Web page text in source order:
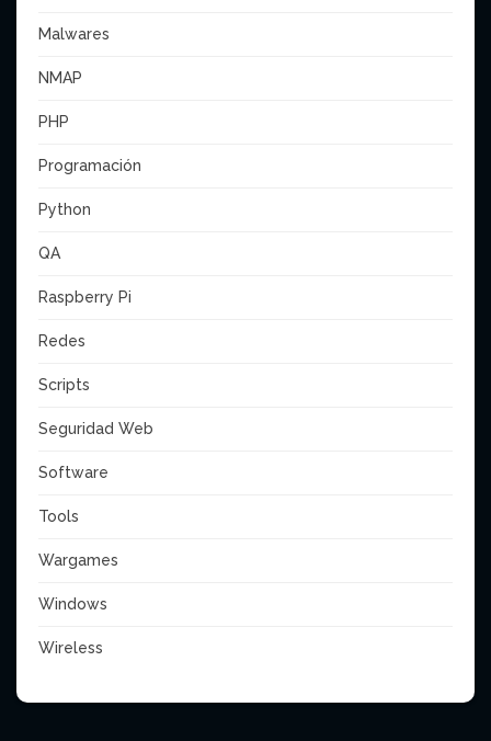
Malwares
NMAP
PHP
Programación
Python
QA
Raspberry Pi
Redes
Scripts
Seguridad Web
Software
Tools
Wargames
Windows
Wireless